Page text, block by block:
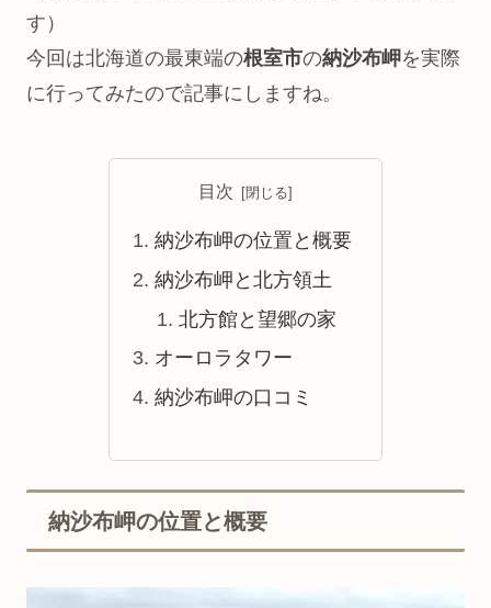
す）
今回は北海道の最東端の根室市の納沙布岬を実際
に行ってみたので記事にしますね。
目次
納沙布岬の位置と概要
納沙布岬と北方領土
北方館と望郷の家
オーロラタワー
納沙布岬の口コミ
納沙布岬の位置と概要